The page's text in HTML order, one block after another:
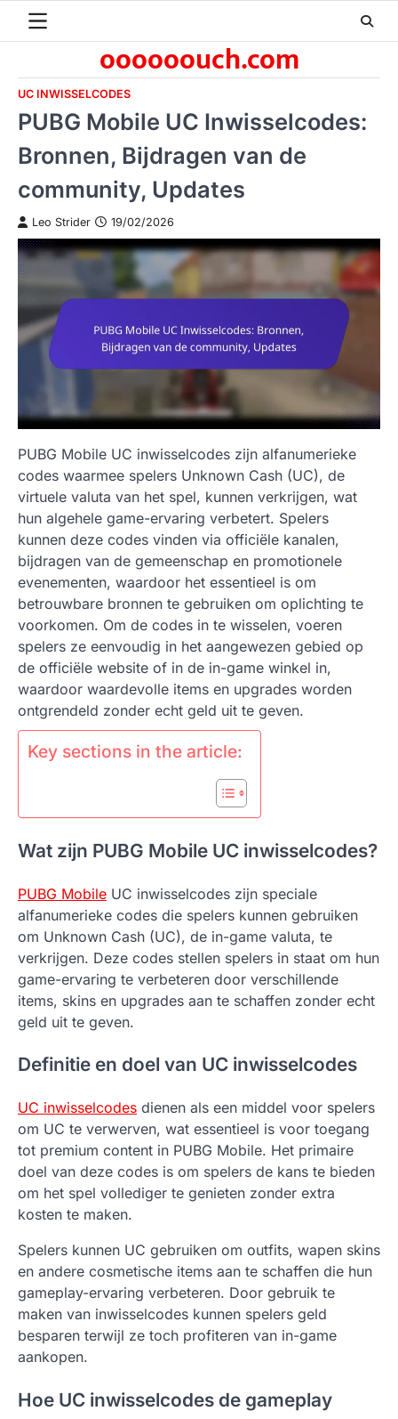
oooooouch.com
UC INWISSELCODES
PUBG Mobile UC Inwisselcodes:
Bronnen, Bijdragen van de
community, Updates
Leo Strider 19/02/2026
PUBG Mobile UC inwisselcodes zijn alfanumerieke
codes waarmee spelers Unknown Cash (UC), de
virtuele valuta van het spel, kunnen verkrijgen, wat
hun algehele game-ervaring verbetert. Spelers
kunnen deze codes vinden via officiële kanalen,
bijdragen van de gemeenschap en promotionele
evenementen, waardoor het essentieel is om
betrouwbare bronnen te gebruiken om oplichting te
voorkomen. Om de codes in te wisselen, voeren
spelers ze eenvoudig in het aangewezen gebied op
de officiële website of in de in-game winkel in,
waardoor waardevolle items en upgrades worden
ontgrendeld zonder echt geld uit te geven.
Key sections in the article:
Wat zijn PUBG Mobile UC inwisselcodes?
PUBG Mobile UC inwisselcodes zijn speciale
alfanumerieke codes die spelers kunnen gebruiken
om Unknown Cash (UC), de in-game valuta, te
verkrijgen. Deze codes stellen spelers in staat om hun
game-ervaring te verbeteren door verschillende
items, skins en upgrades aan te schaffen zonder echt
geld uit te geven.
Definitie en doel van UC inwisselcodes
UC inwisselcodes dienen als een middel voor spelers
om UC te verwerven, wat essentieel is voor toegang
tot premium content in PUBG Mobile. Het primaire
doel van deze codes is om spelers de kans te bieden
om het spel vollediger te genieten zonder extra
kosten te maken.
Spelers kunnen UC gebruiken om outfits, wapen skins
en andere cosmetische items aan te schaffen die hun
gameplay-ervaring verbeteren. Door gebruik te
maken van inwisselcodes kunnen spelers geld
besparen terwijl ze toch profiteren van in-game
aankopen.
Hoe UC inwisselcodes de gameplay